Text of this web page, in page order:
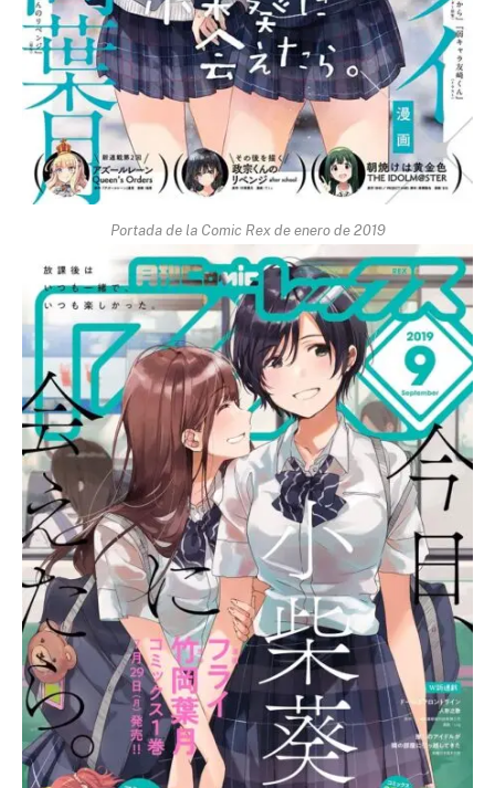
Portada de la Comic Rex de enero de 2019